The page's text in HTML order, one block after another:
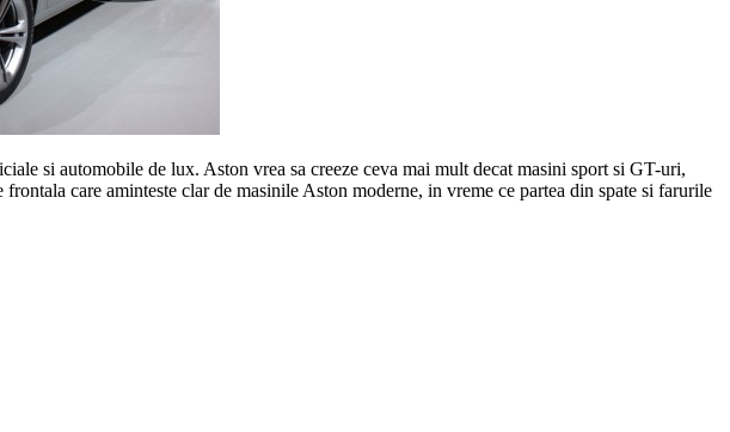
si automobile de lux. Aston vrea sa creeze ceva mai mult decat masini sport si GT-uri,
care aminteste clar de masinile Aston moderne, in vreme ce partea din spate si farurile